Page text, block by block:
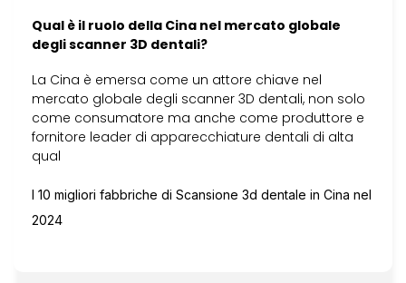
Qual è il ruolo della Cina nel mercato globale
degli scanner 3D dentali?
La Cina è emersa come un attore chiave nel
mercato globale degli scanner 3D dentali, non solo
come consumatore ma anche come produttore e
fornitore leader di apparecchiature dentali di alta
qual
I 10 migliori fabbriche di Scansione 3d dentale in Cina nel
2024